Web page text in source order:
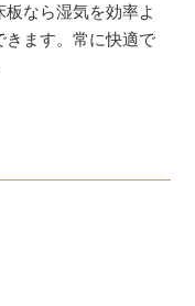
なら湿気を効率よ
きます。常に快適で